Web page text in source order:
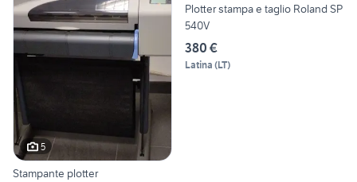
5
Stampante plotter
Plotter stampa e taglio Roland SP
540V
380 €
Latina (LT)